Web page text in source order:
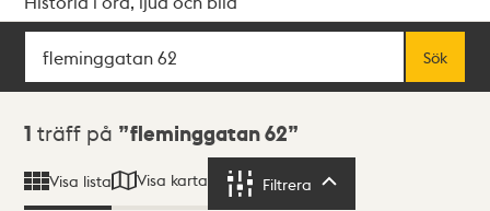
Sök
Sök
Sökresultat
1 träff på fleminggatan 62
Visa lista Visa karta Filtrera